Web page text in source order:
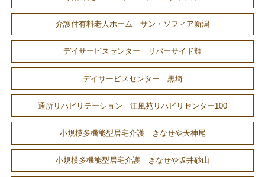
介護付有料老人ホーム サン・ソフィア新潟
デイサービスセンター リバーサイド輝
デイサービスセンター 黒埼
通所リハビリテーション 江風苑リハビリセンター100
小規模多機能型居宅介護 きなせや天神尾
小規模多機能型居宅介護 きなせや坂井砂山